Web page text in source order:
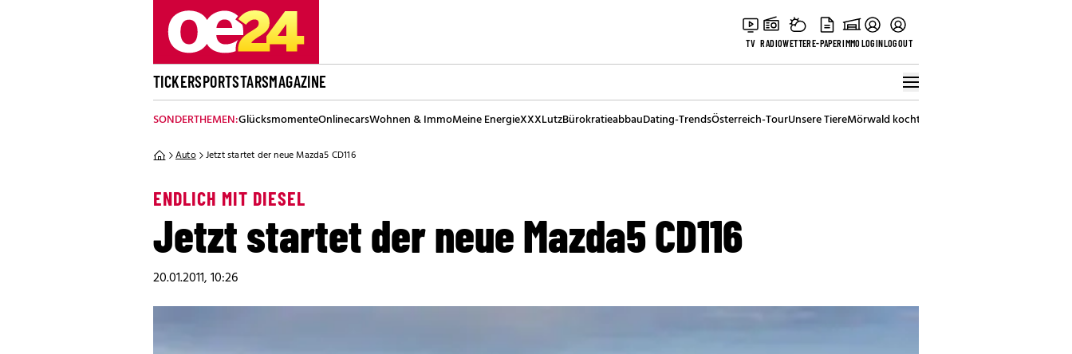
TV RADIOWETTERE-PAPERIMMOLOGINLOGOUT
TICKERSPORTSTARSMAGAZINE
SONDERTHEMEN:GlücksmomenteOnlinecarsWohnen & ImmoMeine EnergieXXXLutzBürokratieabbauDating-TrendsÖsterreich-TourUnsere TiereMörwald kocht
Auto Jetzt startet der neue Mazda5 CD116
ENDLICH MIT DIESEL
Jetzt startet der neue Mazda5 CD116
20.01.2011, 10:26